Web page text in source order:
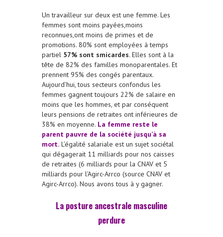
Un travailleur sur deux est une femme. Les
femmes sont moins payées,moins
reconnues,ont moins de primes et de
promotions. 80% sont employées à temps
partiel 57% sont smicardes. Elles sont à la
tête de 82% des familles monoparentales. Et
prennent 95% des congés parentaux.
Aujourd’hui, tous secteurs confondus les
femmes gagnent toujours 22% de salaire en
moins que les hommes, et par conséquent
leurs pensions de retraites ont inférieures de
38% en moyenne. La femme reste le
parent pauvre de la société jusqu’à sa
mort. L’égalité salariale est un sujet sociétal
qui dégagerait 11 milliards pour nos caisses
de retraites (6 milliards pour la CNAV et 5
milliards pour l’Agirc-Arrco (source CNAV et
Agirc-Arrco). Nous avons tous à y gagner.
La posture ancestrale masculine
perdure